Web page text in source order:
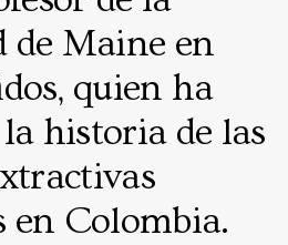
de Maine en
quien ha
historia de las
en Colombia.